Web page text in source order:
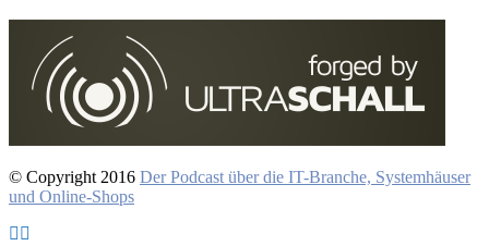
© Copyright 2016 Der Podcast über die IT-Branche, Systemhäuser
und Online-Shops